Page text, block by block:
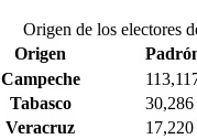
Origen de los electores
Origen
Campeche
Tabasco
30,286
Veracruz
17,220